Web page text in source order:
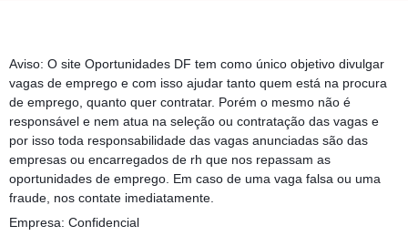
Aviso: O site Oportunidades DF tem como único objetivo divulgar
vagas de emprego e com isso ajudar tanto quem está na procura
de emprego, quanto quer contratar. Porém o mesmo não é
responsável e nem atua na seleção ou contratação das vagas e
por isso toda responsabilidade das vagas anunciadas são das
empresas ou encarregados de rh que nos repassam as
oportunidades de emprego. Em caso de uma vaga falsa ou uma
fraude, nos contate imediatamente.
Empresa: Confidencial